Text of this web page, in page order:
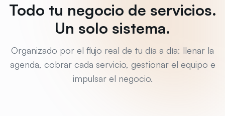
Todo tu negocio de servicios.
Un solo sistema.
Organizado por el flujo real de tu día a día: llenar la
agenda, cobrar cada servicio, gestionar el equipo e
impulsar el negocio.